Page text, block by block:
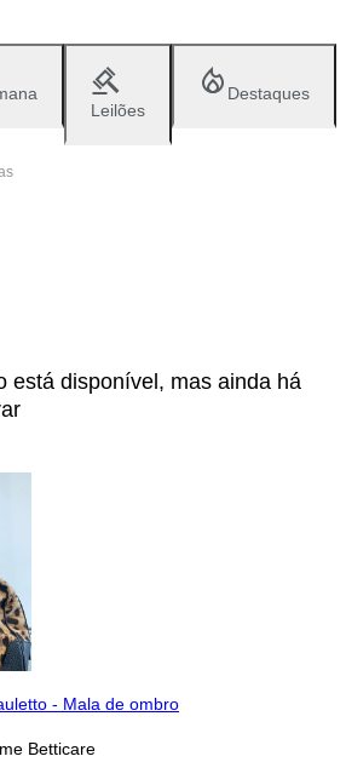
Leilões
Destaques
está disponível, mas ainda há
- Mala de ombro
Betticare